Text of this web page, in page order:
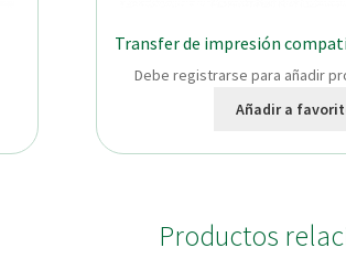
Transfer de impresión
Debe registrarse para añadir
Añadir a
Productos